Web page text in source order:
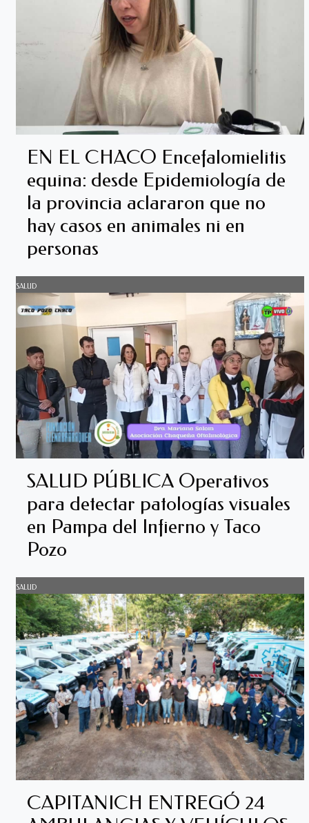
EN EL CHACO Encefalomielitis
equina: desde Epidemiología de
la provincia aclararon que no
hay casos en animales ni en
personas
SALUD
SALUD PÚBLICA Operativos
para detectar patologías visuales
en Pampa del Infierno y Taco
Pozo
SALUD
CAPITANICH ENTREGÓ 24